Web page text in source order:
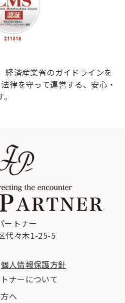
経済産業省のガイドラインを
律を守って運営する、安心・
ートナー
代々木1-25-5
個人情報保護方針
ナーについて
へ